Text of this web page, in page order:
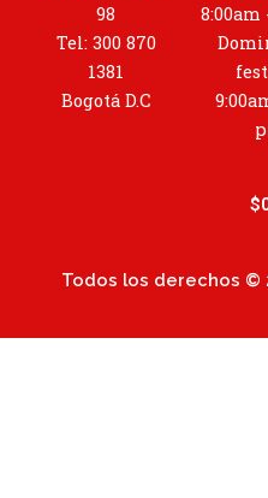
98
Tel: 300 870
1381
Bogotá D.C
8:00am
$
Todos los derechos ©